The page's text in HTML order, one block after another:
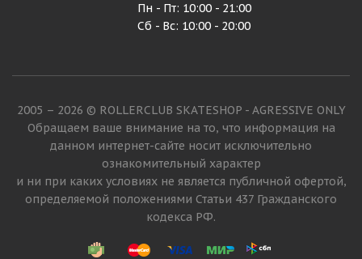
Пн - Пт: 10:00 - 21:00
Сб - Вс: 10:00 - 20:00
2005 – 2026 © ROLLERCLUB SKATESHOP - AGRESSIVE ONLY
Обращаем ваше внимание на то, что информация на
данном интернет-сайте носит исключительно
ознакомительный характер
и ни при каких условиях не является публичной офертой,
определяемой положениями Статьи 437 Гражданского
кодекса РФ.